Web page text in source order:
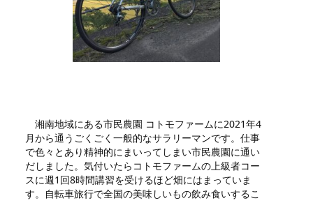
湘南地域にある市民農園 コトモファームに2021年4
月から通うごくごく一般的なサラリーマンです。仕事
で色々とあり精神的にまいってしまい市民農園に通い
だしました。気付いたらコトモファームの上級者コー
スに週1回8時間講習を受けるほど畑にはまっていま
す。自転車旅行で全国の美味しいもの飲み食いするこ